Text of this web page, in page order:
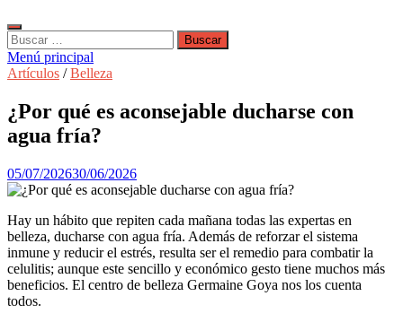
Buscar:
Menú principal
Artículos /Belleza
¿Por qué es aconsejable ducharse con
agua fría?
05/07/202630/06/2026
Hay un hábito que repiten cada mañana todas las expertas en
belleza, ducharse con agua fría. Además de reforzar el sistema
inmune y reducir el estrés, resulta ser el remedio para combatir la
celulitis; aunque este sencillo y económico gesto tiene muchos más
beneficios. El centro de belleza Germaine Goya nos los cuenta
todos.